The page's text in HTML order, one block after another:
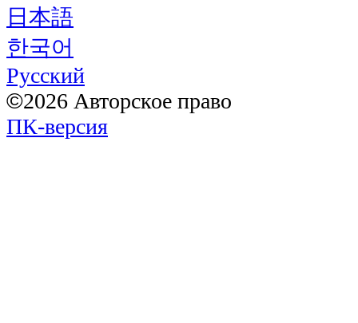
日本語
한국어
Pусский
©2026 Авторское право
ПК-версия